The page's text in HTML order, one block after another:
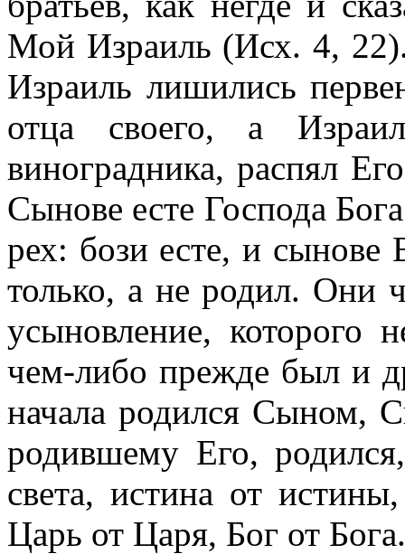
Мой Израиль (Исх. 4,
Израиль лишились
отца своего, а
виноградника, распял
Сынове есте Господа
рех: бози есте, и
только, а не родил. Они
усыновление,
чем-либо прежде был и
начала родился Сыном,
родившему Его,
света, истина от
Царь от Царя, Бог от Бога.